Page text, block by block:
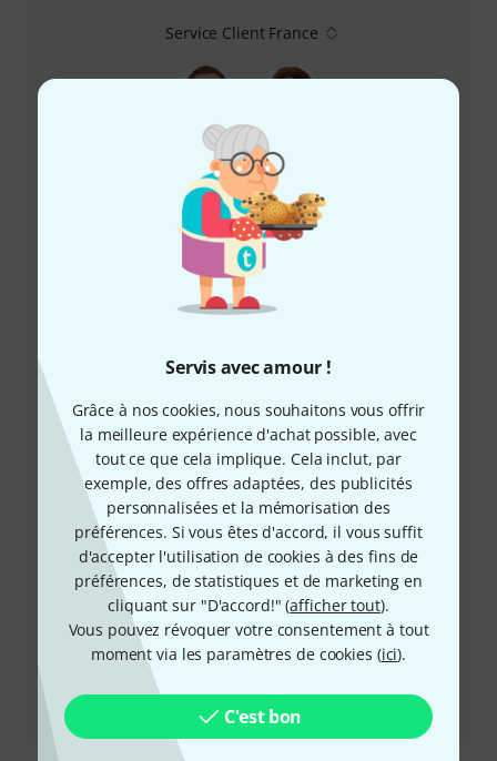
Servis avec amour !
Grâce à nos cookies, nous souhaitons vous offrir
la meilleure expérience d'achat possible, avec
tout ce que cela implique. Cela inclut, par
exemple, des offres adaptées, des publicités
personnalisées et la mémorisation des
préférences. Si vous êtes d'accord, il vous suffit
d'accepter l'utilisation de cookies à des fins de
préférences, de statistiques et de marketing en
cliquant sur "D'accord!" (afficher tout).
Vous pouvez révoquer votre consentement à tout
moment via les paramètres de cookies (ici).
C'est bon
Service Client France
+33-176548596
Notre service client est à votre disposition pour
Préparer le numéro client
Horaires d'ouverture (CEST - Heure
d'été d'Europe centrale)
Demander un rappel téléphonique
Plus d'options de contact
Retourner un produit
Tous les interlocuteurs